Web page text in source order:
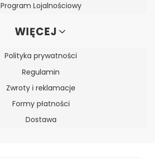
Program Lojalnościowy
WIĘCEJ
Polityka prywatności
Regulamin
Zwroty i reklamacje
Formy płatności
Dostawa